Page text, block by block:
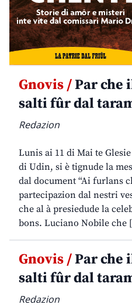
Gnovis /Par che
salti fûr dal
Redazion
Lunis ai 11 di Mai te
di Udin, si è tignude la
dal document “Ai furlans
partecipazion dal nestri
che al à presiedude la
bons. Luciano Nobile che
Gnovis /Par che
salti fûr dal
Redazion